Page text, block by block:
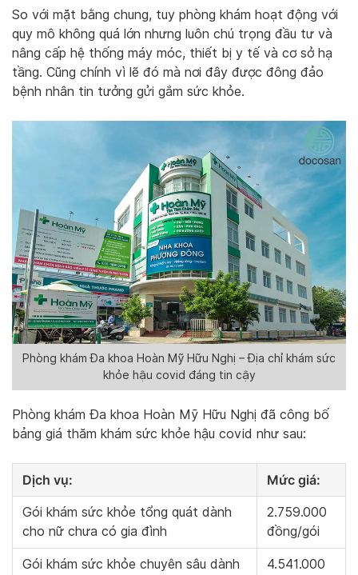
So với mặt bằng chung, tuy phòng khám hoạt động với
quy mô không quá lớn nhưng luôn chú trọng đầu tư và
nâng cấp hệ thống máy móc, thiết bị y tế và cơ sở hạ
tầng. Cũng chính vì lẽ đó mà nơi đây được đông đảo
bệnh nhân tin tưởng gửi gắm sức khỏe.
Phòng khám Đa khoa Hoàn Mỹ Hữu Nghị – Địa chỉ khám sức
khỏe hậu covid đáng tin cậy
Phòng khám Đa khoa Hoàn Mỹ Hữu Nghị đã công bố
bảng giá thăm khám sức khỏe hậu covid như sau:
Dịch vụ: Mức giá:
Gói khám sức khỏe tổng quát dành
cho nữ chưa có gia đình
2.759.000
đồng/gói
Gói khám sức khỏe chuyên sâu dành
4.541.000